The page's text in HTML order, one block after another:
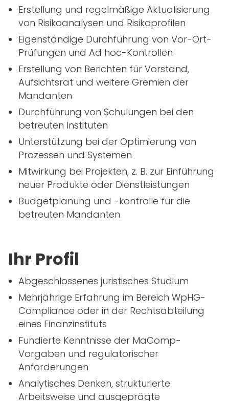
Erstellung und regelmäßige Aktualisierung
von Risikoanalysen und Risikoprofilen
Eigenständige Durchführung von Vor-Ort-
Prüfungen und Ad hoc-Kontrollen
Erstellung von Berichten für Vorstand,
Aufsichtsrat und weitere Gremien der
Mandanten
Durchführung von Schulungen bei den
betreuten Instituten
Unterstützung bei der Optimierung von
Prozessen und Systemen
Mitwirkung bei Projekten, z. B. zur Einführung
neuer Produkte oder Dienstleistungen
Budgetplanung und -kontrolle für die
betreuten Mandanten
Ihr Profil
Abgeschlossenes juristisches Studium
Mehrjährige Erfahrung im Bereich WpHG-
Compliance oder in der Rechtsabteilung
eines Finanzinstituts
Fundierte Kenntnisse der MaComp-
Vorgaben und regulatorischer
Anforderungen
Analytisches Denken, strukturierte
Arbeitsweise und ausgeprägte